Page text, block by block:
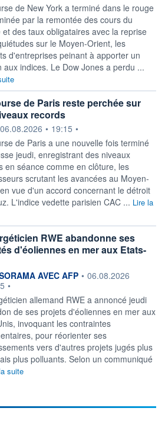
de New York a terminé dans le rouge
par la remontée des cours du
et des taux obligataires avec la reprise
sur le Moyen-Orient, les
d'entreprises peinant à apporter un
aux indices. Le Dow Jones a perdu ...
de Paris reste perchée sur
records
fournie par
06.08.2026 • 19:15 •
de Paris a une nouvelle fois terminé
jeudi, enregistrant des niveaux
en séance comme en clôture, les
scrutant les avancées au Moyen-
vue d'un accord concernant le détroit
L'indice vedette parisien CAC ... Lire la
RWE abandonne ses
d'éoliennes en mer aux Etats-
fournie par
AVEC AFP • 06.08.2026
•
allemand RWE a annoncé jeudi
de ses projets d'éoliennes en mer aux
invoquant les contraintes
pour réorienter ses
vers d'autres projets jugés plus
plus polluants. Selon un communiqué
suite